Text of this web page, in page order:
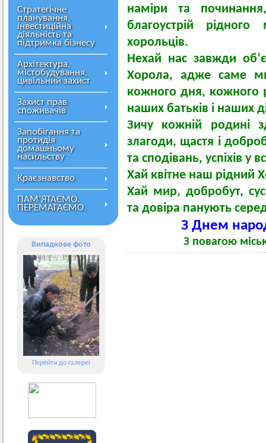
Стратегічне
планування,
інвестиційна
діяльність та
підтримка бізнесу
Архітектура,
містобудування,
цивільний захист
Захист прав
споживачів
Запобігання та
протидія
домашньому
насильству
Краєзнавство
ПАМ’ЯТАЄМО.
ПЕРЕМАГАЄМО.
Випадкове фото
Перейти до галереї
наміри та
благоустрій
хорольців.
Нехай нас завжди
Хорола, адже саме
кожного дня, кожного
наших батьків і наших
Зичу кожній родині
злагоди, щастя і
та сподівань, успіхів у
Хай квітне наш рідний
Хай мир, добробут,
та довіра панують
З Днем
З повагою